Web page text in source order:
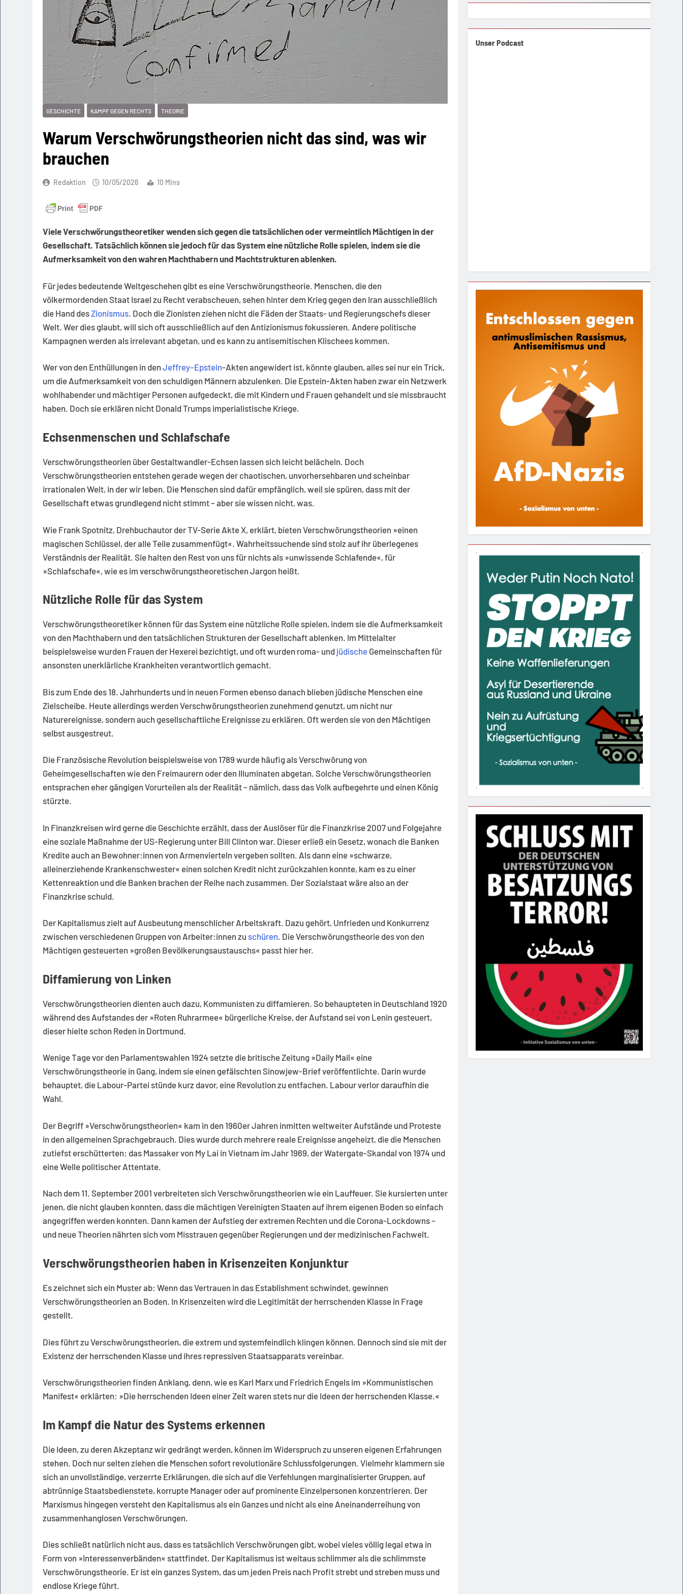
GESCHICHTE KAMPF GEGEN RECHTS THEORIE
Warum Verschwörungstheorien nicht das sind, was wir
brauchen
Redaktion 10/05/2026 10 Mins
Viele Verschwörungstheoretiker wenden sich gegen die tatsächlichen oder vermeintlich Mächtigen in der
Gesellschaft. Tatsächlich können sie jedoch für das System eine nützliche Rolle spielen, indem sie die
Aufmerksamkeit von den wahren Machthabern und Machtstrukturen ablenken.
Für jedes bedeutende Weltgeschehen gibt es eine Verschwörungstheorie. Menschen, die den
völkermordenden Staat Israel zu Recht verabscheuen, sehen hinter dem Krieg gegen den Iran ausschließlich
die Hand desZionismus . Doch die Zionisten ziehen nicht die Fäden der Staats- und Regierungschefs dieser
Welt. Wer dies glaubt, will sich oft ausschließlich auf den Antizionismus fokussieren. Andere politische
Kampagnen werden als irrelevant abgetan, und es kann zu antisemitischen Klischees kommen.
Wer von den Enthüllungen in den Jeffrey–Epstein-Akten angewidert ist, könnte glauben, alles sei nur ein Trick,
um die Aufmerksamkeit von den schuldigen Männern abzulenken. Die Epstein-Akten haben zwar ein Netzwerk
wohlhabender und mächtiger Personen aufgedeckt, die mit Kindern und Frauen gehandelt und sie missbraucht
haben. Doch sie erklären nicht Donald Trumps imperialistische Kriege.
Echsenmenschen und Schlafschafe
Verschwörungstheorien über Gestaltwandler-Echsen lassen sich leicht belächeln. Doch
Verschwörungstheorien entstehen gerade wegen der chaotischen, unvorhersehbaren und scheinbar
irrationalen Welt, in der wir leben. Die Menschen sind dafür empfänglich, weil sie spüren, dass mit der
Gesellschaft etwas grundlegend nicht stimmt – aber sie wissen nicht, was.
Wie Frank Spotnitz, Drehbuchautor der TV-Serie Akte X, erklärt, bieten Verschwörungstheorien »einen
magischen Schlüssel, der alle Teile zusammenfügt«. Wahrheitssuchende sind stolz auf ihr überlegenes
Verständnis der Realität. Sie halten den Rest von uns für nichts als »unwissende Schlafende«, für
»Schlafschafe«, wie es im verschwörungstheoretischen Jargon heißt.
Nützliche Rolle für das System
Verschwörungstheoretiker können für das System eine nützliche Rolle spielen, indem sie die Aufmerksamkeit
von den Machthabern und den tatsächlichen Strukturen der Gesellschaft ablenken. Im Mittelalter
beispielsweise wurden Frauen der Hexerei bezichtigt, und oft wurden roma- und jüdische Gemeinschaften für
ansonsten unerklärliche Krankheiten verantwortlich gemacht.
Bis zum Ende des 18. Jahrhunderts und in neuen Formen ebenso danach blieben jüdische Menschen eine
Zielscheibe. Heute allerdings werden Verschwörungstheorien zunehmend genutzt, um nicht nur
Naturereignisse, sondern auch gesellschaftliche Ereignisse zu erklären. Oft werden sie von den Mächtigen
selbst ausgestreut.
Die Französische Revolution beispielsweise von 1789 wurde häufig als Verschwörung von
Geheimgesellschaften wie den Freimaurern oder den Illuminaten abgetan. Solche Verschwörungstheorien
entsprachen eher gängigen Vorurteilen als der Realität – nämlich, dass das Volk aufbegehrte und einen König
stürzte.
In Finanzkreisen wird gerne die Geschichte erzählt, dass der Auslöser für die Finanzkrise 2007 und Folgejahre
eine soziale Maßnahme der US-Regierung unter Bill Clinton war. Dieser erließ ein Gesetz, wonach die Banken
Kredite auch an Bewohner:innen von Armenvierteln vergeben sollten. Als dann eine »schwarze,
alleinerziehende Krankenschwester« einen solchen Kredit nicht zurückzahlen konnte, kam es zu einer
Kettenreaktion und die Banken brachen der Reihe nach zusammen. Der Sozialstaat wäre also an der
Finanzkrise schuld.
Der Kapitalismus zielt auf Ausbeutung menschlicher Arbeitskraft. Dazu gehört, Unfrieden und Konkurrenz
zwischen verschiedenen Gruppen von Arbeiter:innen zu schüren. Die Verschwörungstheorie des von den
Mächtigen gesteuerten »großen Bevölkerungsaustauschs« passt hier her.
Diffamierung von Linken
Verschwörungstheorien dienten auch dazu, Kommunisten zu diffamieren. So behaupteten in Deutschland 1920
während des Aufstandes der »Roten Ruhrarmee« bürgerliche Kreise, der Aufstand sei von Lenin gesteuert,
dieser hielte schon Reden in Dortmund.
Wenige Tage vor den Parlamentswahlen 1924 setzte die britische Zeitung »Daily Mail« eine
Verschwörungstheorie in Gang, indem sie einen gefälschten Sinowjew-Brief veröffentlichte. Darin wurde
behauptet, die Labour-Partei stünde kurz davor, eine Revolution zu entfachen. Labour verlor daraufhin die
Wahl.
Der Begriff »Verschwörungstheorien« kam in den 1960er Jahren inmitten weltweiter Aufstände und Proteste
in den allgemeinen Sprachgebrauch. Dies wurde durch mehrere reale Ereignisse angeheizt, die die Menschen
zutiefst erschütterten: das Massaker von My Lai in Vietnam im Jahr 1969, der Watergate-Skandal von 1974 und
eine Welle politischer Attentate.
Nach dem 11. September 2001 verbreiteten sich Verschwörungstheorien wie ein Lauffeuer. Sie kursierten unter
jenen, die nicht glauben konnten, dass die mächtigen Vereinigten Staaten auf ihrem eigenen Boden so einfach
angegriffen werden konnten. Dann kamen der Aufstieg der extremen Rechten und die Corona-Lockdowns –
und neue Theorien nährten sich vom Misstrauen gegenüber Regierungen und der medizinischen Fachwelt.
Verschwörungstheorien haben in Krisenzeiten Konjunktur
Es zeichnet sich ein Muster ab: Wenn das Vertrauen in das Establishment schwindet, gewinnen
Verschwörungstheorien an Boden. In Krisenzeiten wird die Legitimität der herrschenden Klasse in Frage
gestellt.
Dies führt zu Verschwörungstheorien, die extrem und systemfeindlich klingen können. Dennoch sind sie mit der
Existenz der herrschenden Klasse und ihres repressiven Staatsapparats vereinbar.
Verschwörungstheorien finden Anklang, denn, wie es Karl Marx und Friedrich Engels im »Kommunistischen
Manifest« erklärten: »Die herrschenden Ideen einer Zeit waren stets nur die Ideen der herrschenden Klasse.«
Im Kampf die Natur des Systems erkennen
Die Ideen, zu deren Akzeptanz wir gedrängt werden, können im Widerspruch zu unseren eigenen Erfahrungen
stehen. Doch nur selten ziehen die Menschen sofort revolutionäre Schlussfolgerungen. Vielmehr klammern sie
sich an unvollständige, verzerrte Erklärungen, die sich auf die Verfehlungen marginalisierter Gruppen, auf
abtrünnige Staatsbedienstete, korrupte Manager oder auf prominente Einzelpersonen konzentrieren. Der
Marxismus hingegen versteht den Kapitalismus als ein Ganzes und nicht als eine Aneinanderreihung von
zusammenhanglosen Verschwörungen.
Dies schließt natürlich nicht aus, dass es tatsächlich Verschwörungen gibt, wobei vieles völlig legal etwa in
Form von »Interessenverbänden« stattfindet. Der Kapitalismus ist weitaus schlimmer als die schlimmste
Verschwörungstheorie. Er ist ein ganzes System, das um jeden Preis nach Profit strebt und streben muss und
endlose Kriege führt.
Unser Podcast